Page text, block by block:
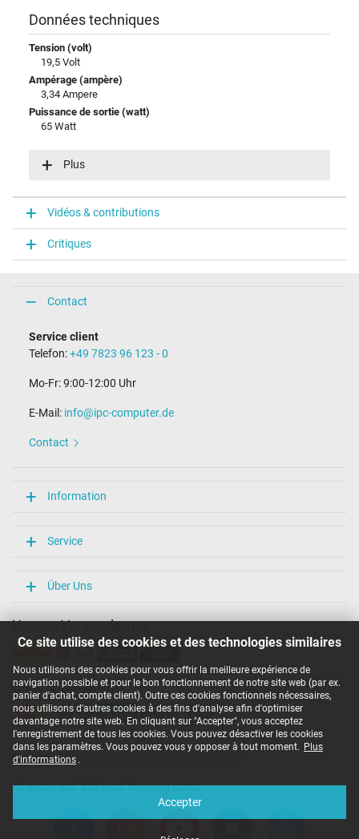
Ce site utilise des cookies et des technologies similaires
Nous utilisons des cookies pour vous offrir la meilleure expérience de
navigation possible et pour le bon fonctionnement de notre site web (par ex.
panier d'achat, compte client). Outre ces cookies fonctionnels nécessaires,
nous utilisons d'autres cookies à des fins d'analyse afin d'optimiser
davantage notre site web. En cliquant sur "Accepter", vous acceptez
l'enregistrement de tous les cookies. Vous pouvez désactiver les cookies
dans les paramètres. Vous pouvez vous y opposer à tout moment. Plus
d'informations .
Accepter
Données techniques
Tension (volt)
19,5 Volt
Ampérage (ampère)
3,34 Ampere
Puissance de sortie (watt)
65 Watt
100-240V / 50-60Hz
Fonction LED
Connecteur du portable
rond(e) / 180° droit
Diamètre extérieur/intérieur du connecteur
4,5 mm / 2,9 mm
Broche dans la fiche
Oui
Longueur du câble de connexion (m) (env.)
106 mm / 47 mm / 29 mm
Sceau dapprobation
IRAM
N
NOM NYCE
PCT
PSE
SEC
Service de Contrôle Technique
Singapore Safety Mark
UKCA
Plus
Vidéos & contributions
Critiques
Contact
Service client
Telefon:+49 7823 96 123 - 0
Mo-Fr: 9:00-12:00 Uhr
E-Mail: info@ipc-computer.de
Contact
Information
Service
Über Uns
Unsere Versandarten
Unsere Zahlarten
Copyright ©IPC-Computer Deutschland GmbH
All prices incl. VAT excl. shipping costs